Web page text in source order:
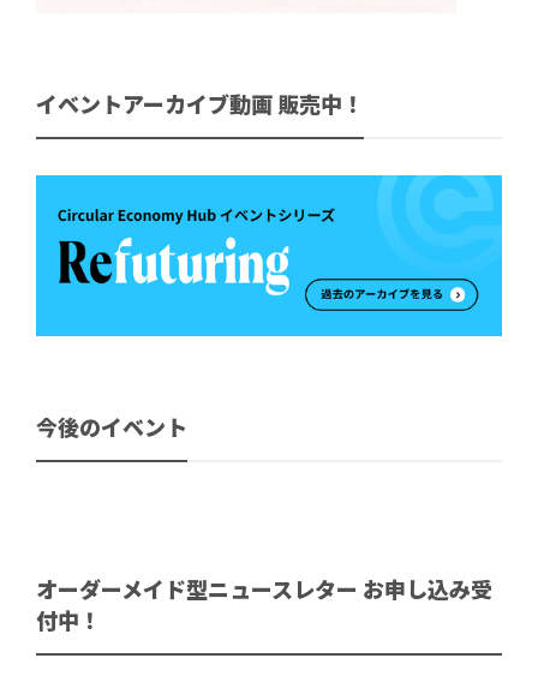
イベントアーカイブ動画 販売中！
今後のイベント
オーダーメイド型ニュースレター お申し込み受
付中！